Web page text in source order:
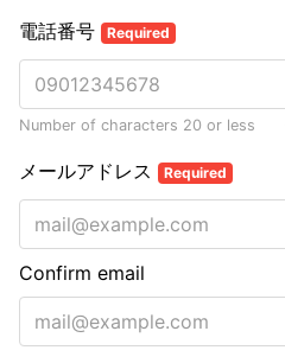
電話番号 Required
Number of characters 20 or less
メールアドレス Required
Confirm email